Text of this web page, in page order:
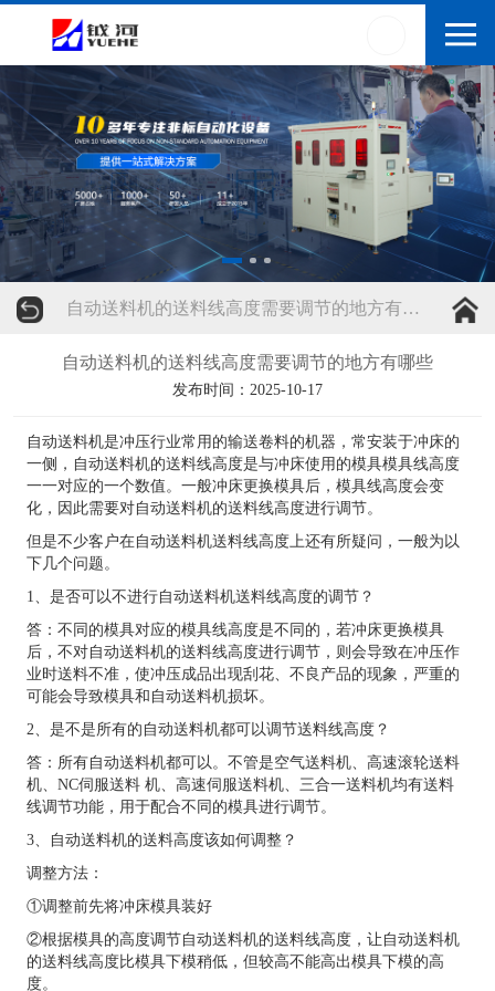
自动送料机的送料线高度需要调节的地方有哪些
自动送料机的送料线高度需要调节的地方有哪些
发布时间：2025-10-17
自动送料机是冲压行业常用的输送卷料的机器，常安装于冲床的
一侧，自动送料机的送料线高度是与冲床使用的模具模具线高度
一一对应的一个数值。一般冲床更换模具后，模具线高度会变
化，因此需要对自动送料机的送料线高度进行调节。
但是不少客户在自动送料机送料线高度上还有所疑问，一般为以
下几个问题。
1、是否可以不进行自动送料机送料线高度的调节？
答：不同的模具对应的模具线高度是不同的，若冲床更换模具
后，不对自动送料机的送料线高度进行调节，则会导致在冲压作
业时送料不准，使冲压成品出现刮花、不良产品的现象，严重的
可能会导致模具和自动送料机损坏。
2、是不是所有的自动送料机都可以调节送料线高度？
答：所有自动送料机都可以。不管是空气送料机、高速滚轮送料
机、NC伺服送料 机、高速伺服送料机、三合一送料机均有送料
线调节功能，用于配合不同的模具进行调节。
3、自动送料机的送料高度该如何调整？
调整方法：
①调整前先将冲床模具装好
②根据模具的高度调节自动送料机的送料线高度，让自动送料机
的送料线高度比模具下模稍低，但较高不能高出模具下模的高
度。